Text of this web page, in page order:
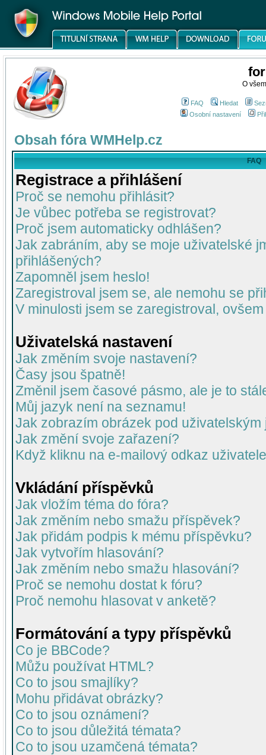
O
FAQ Hledat
Osobní nastavení
Obsah fóra WMHelp.cz
FAQ
Registrace a přihlášení
Proč se nemohu přihlásit?
Je vůbec potřeba se registrovat?
Proč jsem automaticky odhlášen?
Jak zabráním, aby se moje uživatelské
přihlášených?
Zapomněl jsem heslo!
Zaregistroval jsem se, ale nemohu se
V minulosti jsem se zaregistroval,
Uživatelská nastavení
Jak změním svoje nastavení?
Časy jsou špatně!
Změnil jsem časové pásmo, ale je to
Můj jazyk není na seznamu!
Jak zobrazím obrázek pod uživatelským
Jak změní svoje zařazení?
Když kliknu na e-mailový odkaz
Vkládání příspěvků
Jak vložím téma do fóra?
Jak změním nebo smažu příspěvek?
Jak přidám podpis k mému příspěvku?
Jak vytvořím hlasování?
Jak změním nebo smažu hlasování?
Proč se nemohu dostat k fóru?
Proč nemohu hlasovat v anketě?
Formátování a typy příspěvků
Co je BBCode?
Můžu používat HTML?
Co to jsou smajlíky?
Mohu přidávat obrázky?
Co to jsou oznámení?
Co to jsou důležitá témata?
Co to jsou uzamčená témata?